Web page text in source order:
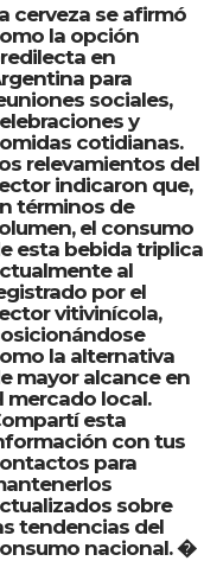
cerveza se afirmó
la opción
en
para
sociales,
y
cotidianas.
relevamientos del
indicaron que,
términos de
el consumo
esta bebida triplica
al
por el
vitivinícola,
la alternativa
mayor alcance en
mercado local.
esta
con tus
para
sobre
tendencias del
nacional. �